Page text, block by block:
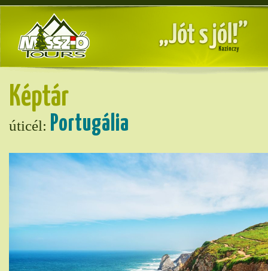
Képtár
úticél: Portugália